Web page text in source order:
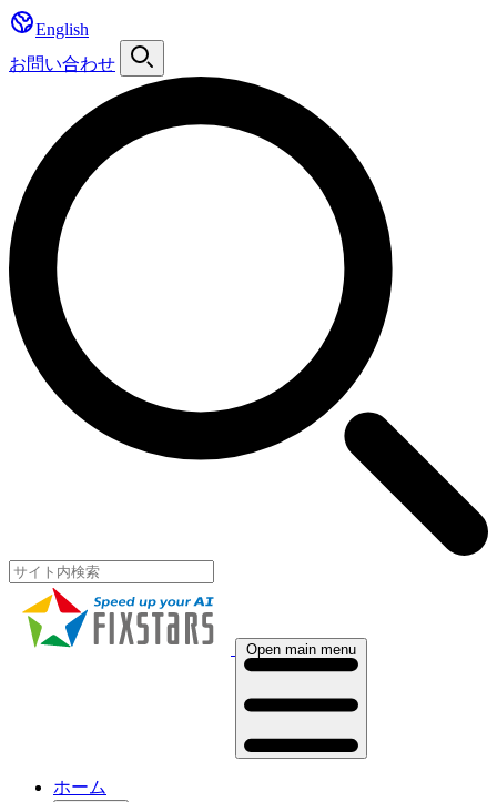
English
お問い合わせ
Open main menu
ホーム